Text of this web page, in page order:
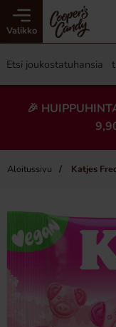
Valikko
🎉
Aloitussivu Katjes